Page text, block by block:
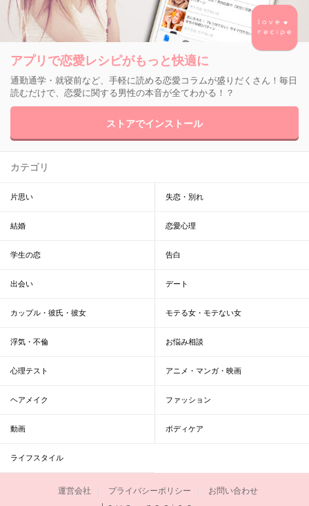
アプリで恋愛レシピがもっと快適に
通勤通学・就寝前など、手軽に読める恋愛コラムが盛りだくさん！毎日
読むだけで、恋愛に関する男性の本音が全てわかる！？
ストアでインストール
カテゴリ
片思い 失恋・別れ
結婚 恋愛心理
学生の恋 告白
出会い デート
カップル・彼氏・彼女 モテる女・モテない女
浮気・不倫 お悩み相談
心理テスト アニメ・マンガ・映画
ヘアメイク ファッション
動画 ボディケア
ライフスタイル
運営会社 プライバシーポリシー お問い合わせ